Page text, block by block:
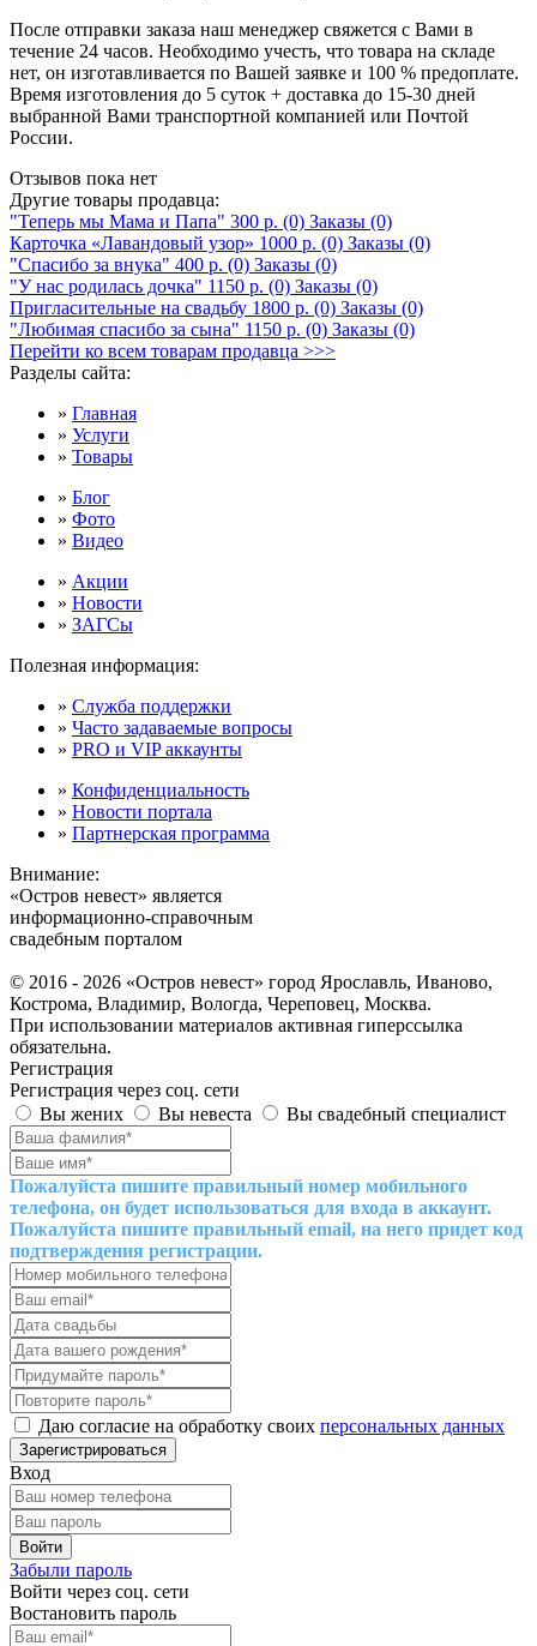
После отправки заказа наш менеджер свяжется с Вами в
течение 24 часов. Необходимо учесть, что товара на складе
нет, он изготавливается по Вашей заявке и 100 % предоплате.
Время изготовления до 5 суток + доставка до 15-30 дней
выбранной Вами транспортной компанией или Почтой
России.
Отзывов пока нет
Другие товары продавца:
"Теперь мы Мама и Папа" 300 р. (0) Заказы (0)
Карточка «Лавандовый узор» 1000 р. (0) Заказы (0)
"Спасибо за внука" 400 р. (0) Заказы (0)
"У нас родилась дочка" 1150 р. (0) Заказы (0)
Пригласительные на свадьбу 1800 р. (0) Заказы (0)
"Любимая спасибо за сына" 1150 р. (0) Заказы (0)
Перейти ко всем товарам продавца >>>
Разделы сайта:
» Главная
» Услуги
» Товары
» Блог
» Фото
» Видео
» Акции
» Новости
» ЗАГСы
Полезная информация:
» Служба поддержки
» Часто задаваемые вопросы
» PRO и VIP аккаунты
» Конфиденциальность
» Новости портала
» Партнерская программа
Внимание:
«Остров невест» является
информационно-справочным
свадебным порталом
© 2016 - 2026 «Остров невест» город Ярославль, Иваново,
Кострома, Владимир, Вологда, Череповец, Москва.
При использовании материалов активная гиперссылка
обязательна.
Регистрация
Регистрация через соц. сети
Вы жених
Вы невеста Вы свадебный специалист
Пожалуйста пишите правильный номер мобильного
телефона, он будет использоваться для входа в аккаунт.
Пожалуйста пишите правильный email, на него придет код
подтверждения регистрации.
Даю согласие на обработку своих персональных данных
Вход
Забыли пароль
Войти через соц. сети
Востановить пароль